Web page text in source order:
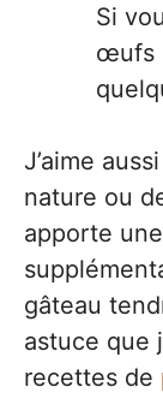
Si
œufs
J’aime
nature ou
apporte
gâteau
astuce que
recettes de